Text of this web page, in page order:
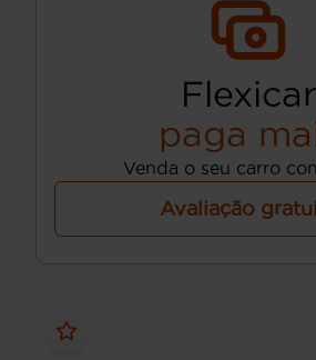
Flexicar
paga
Venda o seu carro
Avaliação